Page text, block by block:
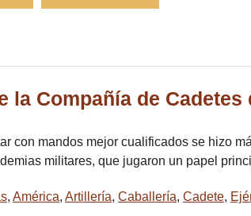
la Compañía de Cadetes
con mandos mejor cualificados se hizo
militares, que jugaron un papel
, América, Artillería, Caballería, Cadete,